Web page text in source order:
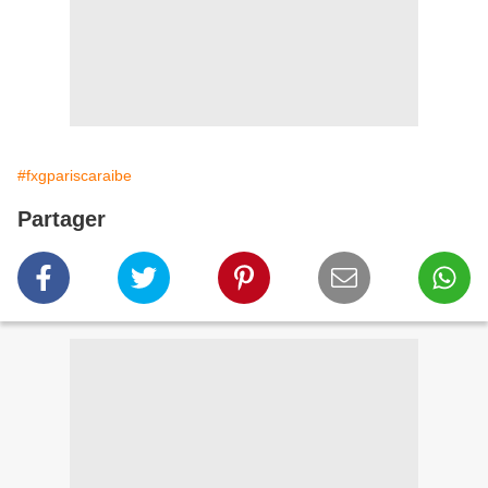
#fxgpariscaraibe
Partager